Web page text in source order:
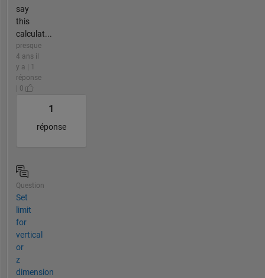
say
this
calculat...
presque
4 ans il
y a | 1
réponse
| 0
1
réponse
Question
Set
limit
for
vertical
or
z
dimension